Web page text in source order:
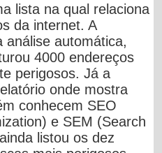
lista na qual relaciona
da internet. A
análise automática,
4000 endereços
perigosos. Já a
onde mostra
conhecem SEO
e SEM (Search
listou os dez